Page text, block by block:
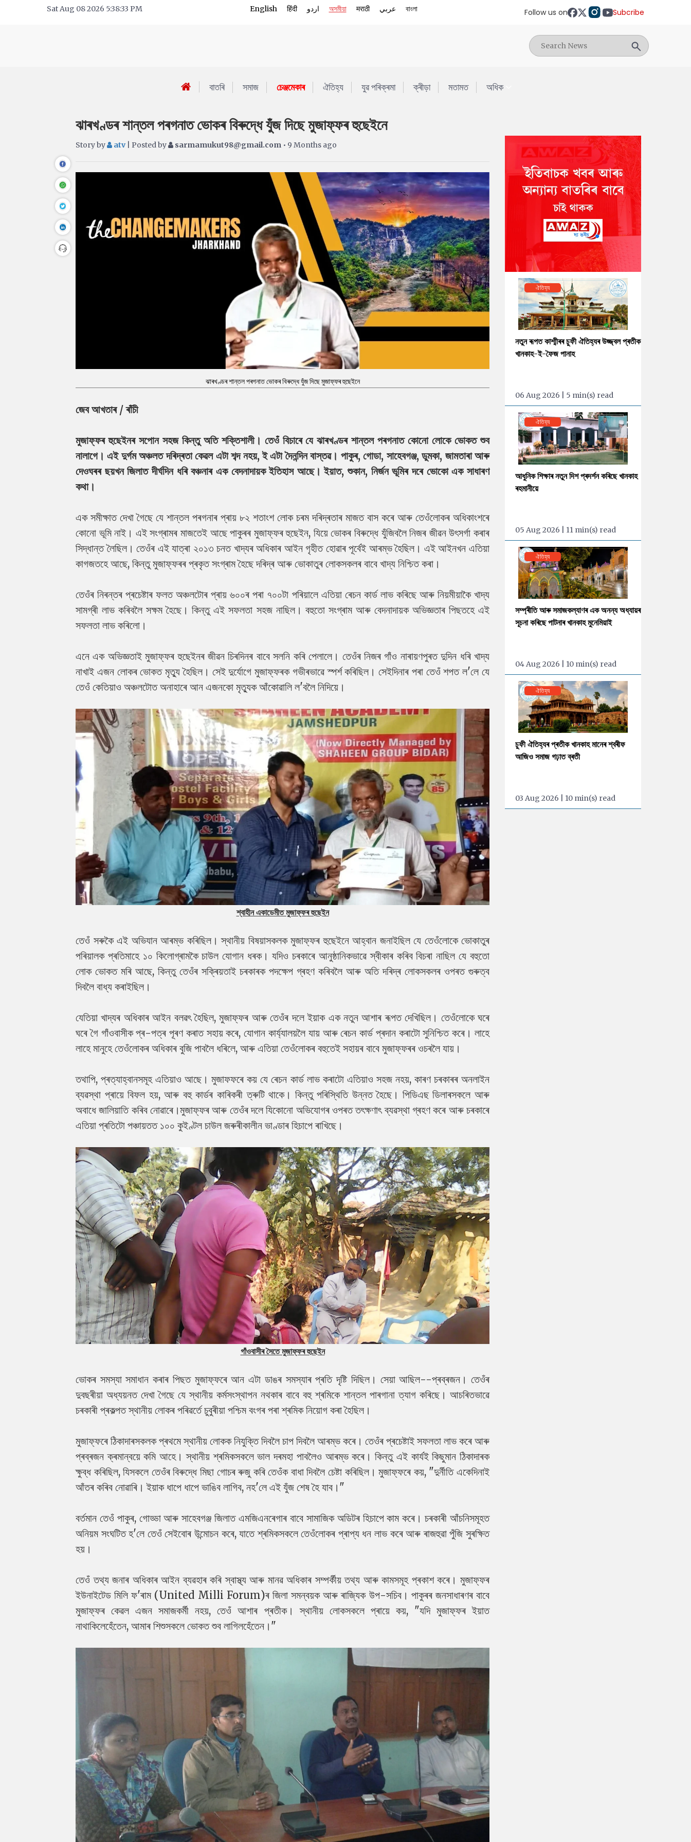
Sat Aug 08 2026 5:38:33 PM English हिंदी اردو অসমীয়া मराठी عربي বাংলা Follow us on Subcribe
বাতৰি সমাজ চেঞ্জমেকাৰ ঐতিহ্য যুৱ পৰিক্ৰমা ক্ৰীড়া মতামত অধিক
ঝাৰখণ্ডৰ শান্তল পৰগনাত ভোকৰ বিৰুদ্ধে যুঁজ দিছে মুজাফ্ফৰ হুছেইনে
Story by atv| Posted by sarmamukut98@gmail.com • 9 Months ago
ঝাৰখণ্ডৰ শান্তল পৰগনাত ভোকৰ বিৰুদ্ধে যুঁজ দিছে মুজাফ্ফৰ হুছেইনে
জেব আখতাৰ / ৰাঁচী
মুজাফ্ফৰ হুছেইনৰ সপোন সহজ কিন্তু অতি শক্তিশালী। তেওঁ বিচাৰে যে ঝাৰখণ্ডৰ শান্তল পৰগনাত কোনো লোকে ভোকত শুব
নালাগে। এই দুৰ্গম অঞ্চলত দৰিদ্ৰতা কেৱল এটা শব্দ নহয়, ই এটা দৈনন্দিন বাস্তৱ। পাকুৰ, গোডা, সাহেবগঞ্জ, ডুমকা, জামতাৰা আৰু
দেওঘৰৰ ছয়খন জিলাত দীৰ্ঘদিন ধৰি বঞ্চনাৰ এক বেদনাদায়ক ইতিহাস আছে। ইয়াত, শুকান, নিৰ্জন ভূমিৰ দৰে ভোকো এক সাধাৰণ
কথা।
এক সমীক্ষাত দেখা গৈছে যে শান্তল পৰগনাৰ প্ৰায় ৮২ শতাংশ লোক চৰম দৰিদ্ৰতাৰ মাজত বাস কৰে আৰু তেওঁলোকৰ অধিকাংশৰে
কোনো ভূমি নাই। এই সংগ্ৰামৰ মাজতেই আছে পাকুৰৰ মুজাফ্ফৰ হুছেইন, যিয়ে ভোকৰ বিৰুদ্ধে যুঁজিবলৈ নিজৰ জীৱন উৎসৰ্গা কৰাৰ
সিদ্ধান্ত লৈছিল।তেওঁৰ এই যাত্ৰা ২০১৩ চনত খাদ্যৰ অধিকাৰ আইন গৃহীত হোৱাৰ পূৰ্বেই আৰম্ভ হৈছিল। এই আইনখন এতিয়া
কাগজতহে আছে, কিন্তু মুজাফ্ফৰৰ প্ৰকৃত সংগ্ৰাম হৈছে দৰিদ্ৰ আৰু ভোকাতুৰ লোকসকলৰ বাবে খাদ্য নিশ্চিত কৰা।
তেওঁৰ নিৰন্তৰ প্ৰচেষ্টাৰ ফলত অঞ্চলটোৰ প্ৰায় ৬০০ৰ পৰা ৭০০টা পৰিয়ালে এতিয়া ৰেচন কাৰ্ড লাভ কৰিছে আৰু নিয়মীয়াকৈ খাদ্য
সামগ্ৰী লাভ কৰিবলৈ সক্ষম হৈছে। কিন্তু এই সফলতা সহজ নাছিল। বহুতো সংগ্ৰাম আৰু বেদনাদায়ক অভিজ্ঞতাৰ পিছতহে এই
সফলতা লাভ কৰিলো।
এনে এক অভিজ্ঞতাই মুজাফ্ফৰ হুছেইনৰ জীৱন চিৰদিনৰ বাবে সলনি কৰি পেলালে। তেওঁৰ নিজৰ গাঁও নাৰায়ণপুৰত দুদিন ধৰি খাদ্য
নাখাই এজন লোকৰ ভোকত মৃত্যু হৈছিল। সেই দুৰ্যোগে মুজাফ্ফৰক গভীৰভাৱে স্পৰ্শ কৰিছিল। সেইদিনাৰ পৰা তেওঁ শপত ল'লে যে
তেওঁ কেতিয়াও অঞ্চলটোত অনাহাৰে আন এজনকো মৃত্যুক আঁকোৱালি ল'বলৈ নিদিয়ে।
শ্বাহীন একাডেমীত মুজাফ্ফৰ হুছেইন
তেওঁ সৰুকৈ এই অভিযান আৰম্ভ কৰিছিল। স্থানীয় বিষয়াসকলক মুজাফ্ফৰ হুছেইনে আহ্বান জনাইছিল যে তেওঁলোকে ভোকাতুৰ
পৰিয়ালক প্ৰতিমাহে ১০ কিলোগ্ৰামকৈ চাউল যোগান ধৰক। যদিও চৰকাৰে আনুষ্ঠানিকভাৱে স্বীকাৰ কৰিব বিচৰা নাছিল যে বহুতো
লোক ভোকত মৰি আছে, কিন্তু তেওঁৰ সক্ৰিয়তাই চৰকাৰক পদক্ষেপ গ্ৰহণ কৰিবলৈ আৰু অতি দৰিদ্ৰ লোকসকলৰ ওপৰত গুৰুত্ব
দিবলৈ বাধ্য কৰাইছিল।
যেতিয়া খাদ্যৰ অধিকাৰ আইন বলৱৎ হৈছিল, মুজাফ্ফৰ আৰু তেওঁৰ দলে ইয়াক এক নতুন আশাৰ ৰূপত দেখিছিল। তেওঁলোকে ঘৰে
ঘৰে গৈ গাঁওবাসীক প্ৰ-পত্ৰ পূৰণ কৰাত সহায় কৰে, যোগান কাৰ্য্যালয়লৈ যায় আৰু ৰেচন কাৰ্ড প্ৰদান কৰাটো সুনিশ্চিত কৰে। লাহে
লাহে মানুহে তেওঁলোকৰ অধিকাৰ বুজি পাবলৈ ধৰিলে, আৰু এতিয়া তেওঁলোকৰ বহুতেই সহায়ৰ বাবে মুজাফ্ফৰৰ ওচৰলৈ যায়।
তথাপি, প্ৰত্যাহ্বানসমূহ এতিয়াও আছে। মুজাফফৰে কয় যে ৰেচন কাৰ্ড লাভ কৰাটো এতিয়াও সহজ নহয়, কাৰণ চৰকাৰৰ অনলাইন
ব্যৱস্থা প্ৰায়ে বিফল হয়, আৰু বহু কাৰ্ডৰ কাৰিকৰী ত্ৰুটি থাকে। কিন্তু পৰিস্থিতি উন্নত হৈছে। পিডিএছ ডিলাৰসকলে আৰু
অবাধে জালিয়াতি কৰিব নোৱাৰে।মুজাফ্ফৰ আৰু তেওঁৰ দলে যিকোনো অভিযোগৰ ওপৰত তৎক্ষণাৎ ব্যৱস্থা গ্ৰহণ কৰে আৰু চৰকাৰে
এতিয়া প্ৰতিটো পঞ্চায়তত ১০০ কুইণ্টল চাউল জৰুৰীকালীন ভাণ্ডাৰ হিচাপে ৰাখিছে।
গাঁওবাসীৰ সৈতে মুজাফ্ফৰ হুছেইন
ভোকৰ সমস্যা সমাধান কৰাৰ পিছত মুজাফ্ফৰে আন এটা ডাঙৰ সমস্যাৰ প্ৰতি দৃষ্টি দিছিল। সেয়া আছিল--প্ৰব্ৰজন। তেওঁৰ
দুবছৰীয়া অধ্যয়নত দেখা গৈছে যে স্থানীয় কৰ্মসংস্থাপন নথকাৰ বাবে বহু শ্ৰমিকে শান্তল পাৰগানা ত্যাগ কৰিছে। আচৰিতভাৱে
চৰকাৰী প্ৰকল্পত স্থানীয় লোকৰ পৰিৱৰ্তে চুবুৰীয়া পশ্চিম বংগৰ পৰা শ্ৰমিক নিয়োগ কৰা হৈছিল।
মুজাফ্ফৰে ঠিকাদাৰসকলক প্ৰথমে স্থানীয় লোকক নিযুক্তি দিবলৈ চাপ দিবলৈ আৰম্ভ কৰে। তেওঁৰ প্ৰচেষ্টাই সফলতা লাভ কৰে আৰু
প্ৰব্ৰজন ক্ৰমান্বয়ে কমি আহে। স্থানীয় শ্ৰমিকসকলে ভাল দৰমহা পাবলৈও আৰম্ভ কৰে। কিন্তু এই কাৰ্যই কিছুমান ঠিকাদাৰক
ক্ষুব্ধ কৰিছিল, যিসকলে তেওঁৰ বিৰুদ্ধে মিছা গোচৰ ৰুজু কৰি তেওঁক বাধা দিবলৈ চেষ্টা কৰিছিল। মুজাফ্ফৰে কয়, "দুৰ্নীতি একেদিনাই
আঁতৰ কৰিব নোৱাৰি। ইয়াক ধাপে ধাপে ভাঙিব লাগিব, নহ'লে এই যুঁজ শেষ হৈ যাব।"
বৰ্তমান তেওঁ পাকুৰ, গোড্ডা আৰু সাহেবগঞ্জ জিলাত এমজিএনৰেগাৰ বাবে সামাজিক অডিটৰ হিচাপে কাম কৰে। চৰকাৰী আঁচনিসমূহত
অনিয়ম সংঘটিত হ'লে তেওঁ সেইবোৰ উন্মোচন কৰে, যাতে শ্ৰমিকসকলে তেওঁলোকৰ প্ৰাপ্য ধন লাভ কৰে আৰু ৰাজহুৱা পুঁজি সুৰক্ষিত
হয়।
তেওঁ তথ্য জনাৰ অধিকাৰ আইন ব্যৱহাৰ কৰি স্বাস্থ্য আৰু মানৱ অধিকাৰ সম্পৰ্কীয় তথ্য আৰু কামসমূহ প্ৰকাশ কৰে। মুজাফ্ফৰ
ইউনাইটেড মিলি ফ'ৰাম (United Milli Forum)ৰ জিলা সমন্বয়ক আৰু ৰাজ্যিক উপ-সচিব। পাকুৰৰ জনসাধাৰণৰ বাবে
মুজাফ্ফৰ কেৱল এজন সমাজকৰ্মী নহয়, তেওঁ আশাৰ প্ৰতীক। স্থানীয় লোকসকলে প্ৰায়ে কয়, "যদি মুজাফ্ফৰ ইয়াত
নাথাকিলেহেঁতেন, আমাৰ শিশুসকলে ভোকত শুব লাগিলহেঁতেন।"
ঐতিহ্য
নতুন ৰূপত কাশ্মীৰৰ চুফী ঐতিহ্যৰ উজ্জ্বল প্ৰতীক
খানকাহ-ই-ফৈজ পানাহ
06 Aug 2026 | 5 min(s) read
ঐতিহ্য
আধুনিক শিক্ষাৰ নতুন দিশ প্ৰদৰ্শন কৰিছে খানকাহ
ৰহমানীয়ে
05 Aug 2026 | 11 min(s) read
ঐতিহ্য
সম্প্ৰীতি আৰু সমাজকল্যাণৰ এক অনন্য অধ্যায়ৰ
সূচনা কৰিছে পাটনাৰ খানকাহ মুনেমিয়াই
04 Aug 2026 | 10 min(s) read
ঐতিহ্য
চুফী ঐতিহ্যৰ প্ৰতীক খানকাহ মানেৰ শ্বৰীফ
আজিও সমাজ গঢ়াত ব্ৰতী
03 Aug 2026 | 10 min(s) read